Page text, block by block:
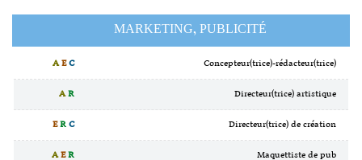
MARKETING, PUBLICITÉ
AEC
AR
ERC
AER